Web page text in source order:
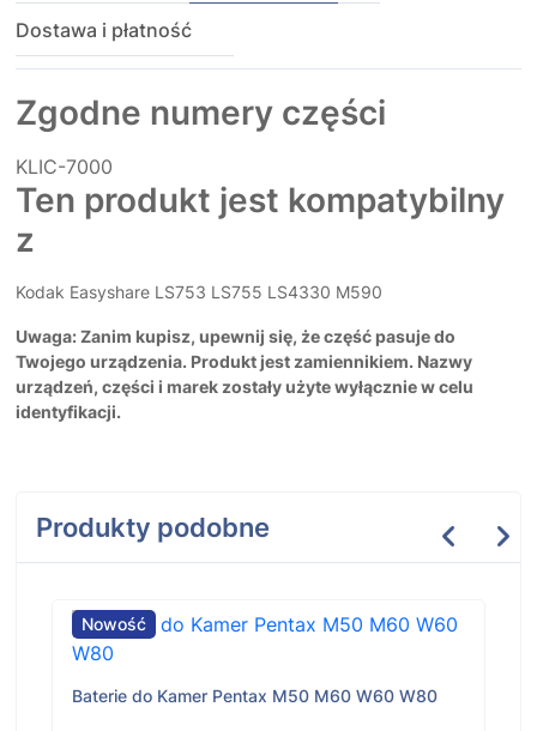
Dostawa i płatność
Zgodne numery części
KLIC-7000
Ten produkt jest kompatybilny
z
Kodak Easyshare LS753 LS755 LS4330 M590
Uwaga: Zanim kupisz, upewnij się, że część pasuje do
Twojego urządzenia. Produkt jest zamiennikiem. Nazwy
urządzeń, części i marek zostały użyte wyłącznie w celu
identyfikacji.
Produkty podobne
Nowość
Baterie do Kamer Pentax M50 M60 W60 W80